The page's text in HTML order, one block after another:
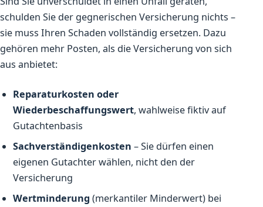
schulden Sie der gegnerischen Versicherung nichts –
sie muss Ihren Schaden vollständig ersetzen. Dazu
gehören mehr Posten, als die Versicherung von sich
aus anbietet:
Reparaturkosten oder
Wiederbeschaffungswert, wahlweise fiktiv auf
Gutachtenbasis
Sachverständigenkosten – Sie dürfen einen
eigenen Gutachter wählen, nicht den der
Versicherung
Wertminderung (merkantiler Minderwert) bei